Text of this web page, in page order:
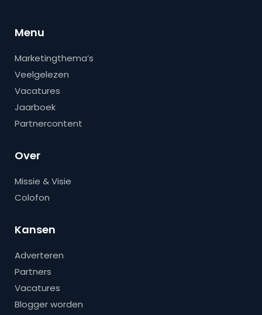
Menu
Marketingthema’s
Veelgelezen
Vacatures
Jaarboek
Partnercontent
Over
Missie & Visie
Colofon
Kansen
Adverteren
Partners
Vacatures
Blogger worden